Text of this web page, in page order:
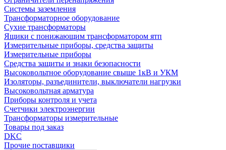
Системы заземления
Трансформаторное оборудование
Сухие трансформаторы
Ящики с понижающим трансформатором ятп
Измерительные приборы, средства защиты
Измерительные приборы
Средства защиты и знаки безопасности
Высоковольтное оборудование свыше 1кВ и УКМ
Изоляторы, разъединители, выключатели нагрузки
Высоковольтная арматура
Приборы контроля и учета
Счетчики электроэнергии
Трансформаторы измерительные
Товары под заказ
DKC
Прочие поставщики